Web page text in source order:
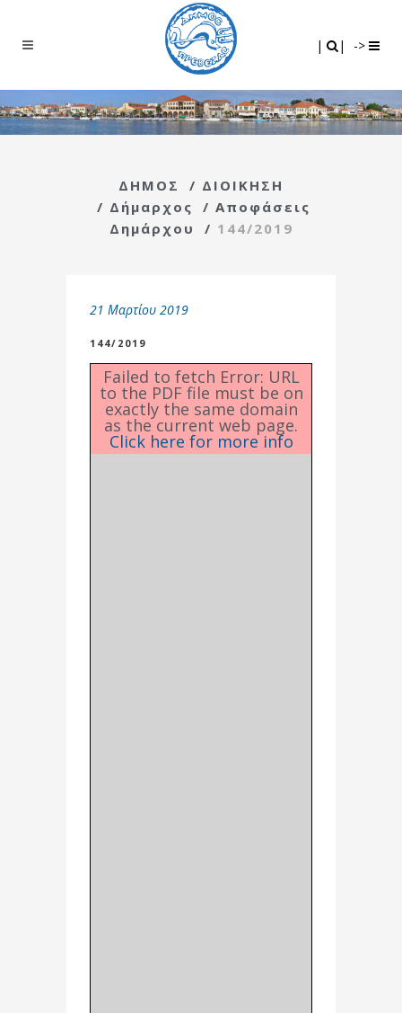
| | ->
ΔΗΜΟΣ / ΔΙΟΙΚΗΣΗ
/ Δήμαρχος / Αποφάσεις
Δημάρχου
/ 144/2019
21 Μαρτίου 2019
144/2019
Failed to fetch Error: URL
to the PDF file must be on
exactly the same domain
as the current web page.
Click here for more info